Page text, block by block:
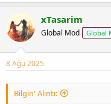
xTasarim
Global Mod Global
8 Ağu 2025
Bilgin' Alıntı: